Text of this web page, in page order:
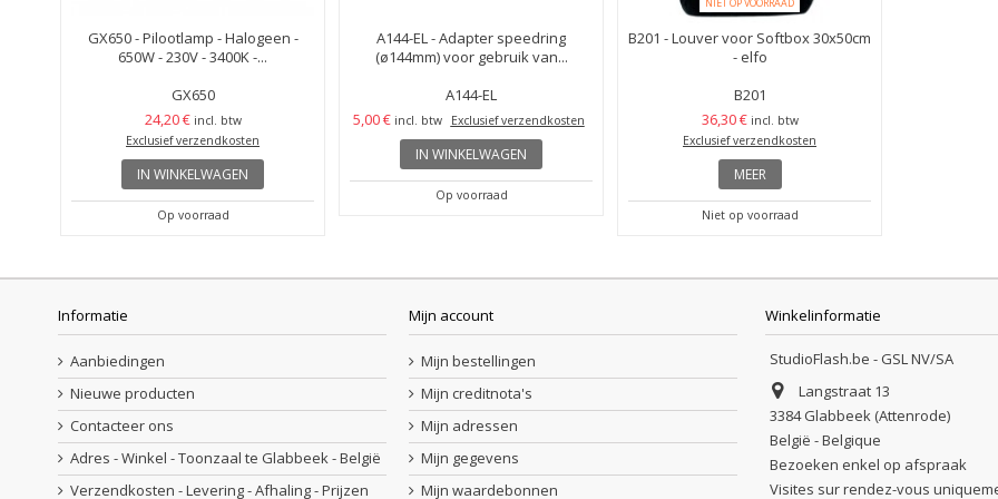
GX650 - Pilootlamp - Halogeen -
650W - 230V - 3400K -...
GX650
24,20 € incl. btw
Exclusief verzendkosten
IN WINKELWAGEN
Op voorraad
A144-EL - Adapter speedring
(ø144mm) voor gebruik van...
A144-EL
5,00 € incl. btw Exclusief verzendkosten
IN WINKELWAGEN
Op voorraad
NIET OP VOORRAAD
B201 - Louver voor Softbox 30x50cm
- elfo
B201
36,30 € incl. btw
Exclusief verzendkosten
MEER
Niet op voorraad
Informatie
Aanbiedingen
Nieuwe producten
Contacteer ons
Adres - Winkel - Toonzaal te Glabbeek - België
Verzendkosten - Levering - Afhaling - Prijzen
Mijn account
Mijn bestellingen
Mijn creditnota's
Mijn adressen
Mijn gegevens
Mijn waardebonnen
Winkelinformatie
StudioFlash.be - GSL NV/SA
Langstraat 13
3384 Glabbeek (Attenrode)
België - Belgique
Bezoeken enkel op afspraak
Visites sur rendez-vous